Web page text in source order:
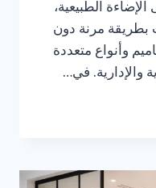
الطبيعية،
مرنة دون
وأنواع متعددة
والإدارية. في…